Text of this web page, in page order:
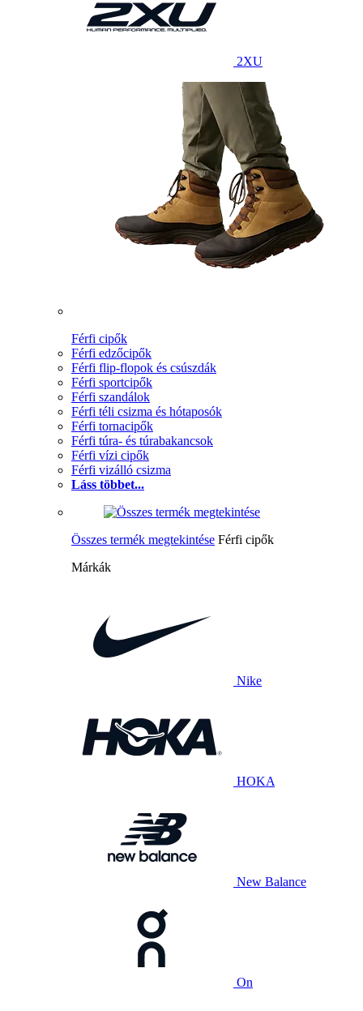
2XU
Férfi cipők
Férfi edzőcipők
Férfi flip-flopok és csúszdák
Férfi sportcipők
Férfi szandálok
Férfi téli csizma és hótaposók
Férfi tornacipők
Férfi túra- és túrabakancsok
Férfi vízi cipők
Férfi vizálló csizma
Láss többet...
Összes termék megtekintése Férfi cipők
Márkák
Nike
HOKA
New Balance
On